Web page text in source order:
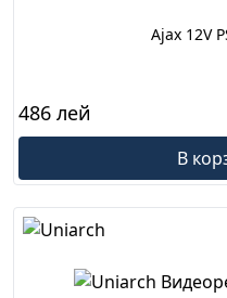
Ajax 12V
486 лей
В